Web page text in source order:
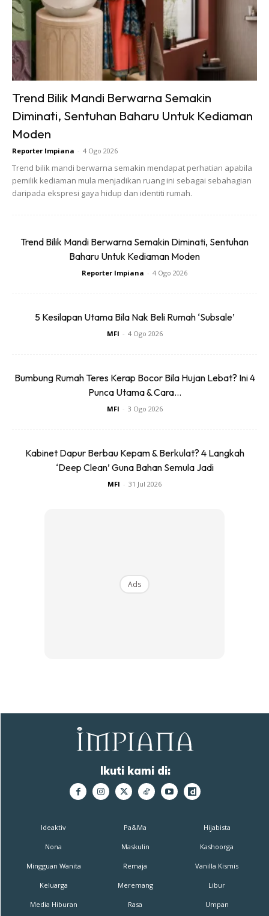
Trend Bilik Mandi Berwarna Semakin
Diminati, Sentuhan Baharu Untuk Kediaman
Moden
Reporter Impiana - 4 Ogo 2026
Trend bilik mandi berwarna semakin mendapat perhatian apabila
pemilik kediaman mula menjadikan ruang ini sebagai sebahagian
daripada ekspresi gaya hidup dan identiti rumah.
Trend Bilik Mandi Berwarna Semakin Diminati, Sentuhan
Baharu Untuk Kediaman Moden
Reporter Impiana - 4 Ogo 2026
5 Kesilapan Utama Bila Nak Beli Rumah ‘Subsale’
MFI - 4 Ogo 2026
Bumbung Rumah Teres Kerap Bocor Bila Hujan Lebat? Ini 4
Punca Utama & Cara...
MFI - 3 Ogo 2026
Kabinet Dapur Berbau Kepam & Berkulat? 4 Langkah
‘Deep Clean’ Guna Bahan Semula Jadi
MFI - 31 Jul 2026
Ads
Ikuti kami di:
Ideaktiv
Nona
Mingguan Wanita
Keluarga
Media Hiburan
Pa&Ma
Maskulin
Remaja
Meremang
Rasa
Hijabista
Kashoorga
Vanilla Kismis
Libur
Umpan